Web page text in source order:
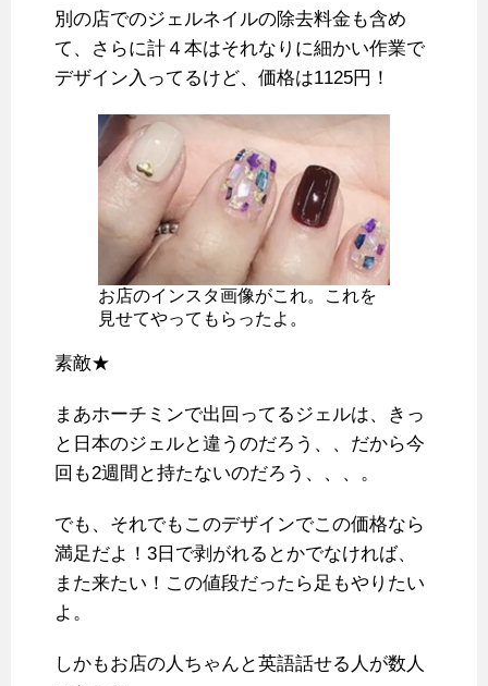
別の店でのジェルネイルの除去料金も含め
て、さらに計４本はそれなりに細かい作業で
デザイン入ってるけど、価格は1125円！
お店のインスタ画像がこれ。これを
見せてやってもらったよ。
素敵★
まあホーチミンで出回ってるジェルは、きっ
と日本のジェルと違うのだろう、、だから今
回も2週間と持たないのだろう、、、。
でも、それでもこのデザインでこの価格なら
満足だよ！3日で剥がれるとかでなければ、
また来たい！この値段だったら足もやりたい
よ。
しかもお店の人ちゃんと英語話せる人が数人